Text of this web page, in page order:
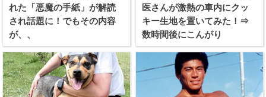
れた「悪魔の手紙」が解読
され話題に！でもその内容
が、、
医さんが激熱の車内にクッ
キー生地を置いてみた！⇒
数時間後にこんがり